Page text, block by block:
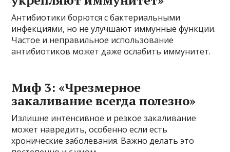
Антибиотики борются с бактериальными
инфекциями, но не улучшают иммунные функции.
Частое и неправильное использование
антибиотиков может даже ослабить иммунитет.
Миф 3: «Чрезмерное
закаливание всегда полезно»
Излишне интенсивное и резкое закаливание
может навредить, особенно если есть
хронические заболевания. Важно делать это